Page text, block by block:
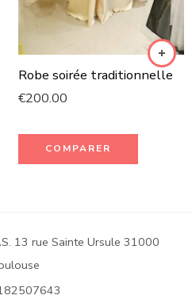
Robe soirée traditionnelle
€200.00
COMPARER
13 rue Sainte Ursule 31000